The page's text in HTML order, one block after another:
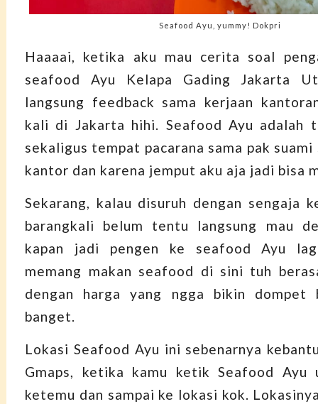
Seafood Ayu, yummy! Dokpri
Haaaai, ketika aku mau cerita soal
seafood Ayu Kelapa Gading Jakarta
langsung feedback sama kerjaan
kali di Jakarta hihi. Seafood Ayu adalah
sekaligus tempat pacarana sama pak suami
kantor dan karena jemput aku aja jadi bisa
Sekarang, kalau disuruh dengan sengaja
barangkali belum tentu langsung mau
kapan jadi pengen ke seafood Ayu
memang makan seafood di sini tuh
dengan harga yang ngga bikin dompet
banget.
Lokasi Seafood Ayu ini sebenarnya
Gmaps, ketika kamu ketik Seafood Ayu
ketemu dan sampai ke lokasi kok.